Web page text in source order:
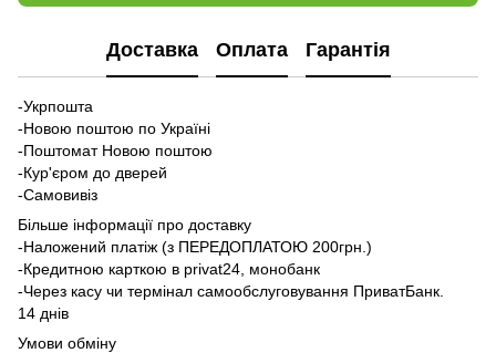
Доставка Оплата Гарантія
-Укрпошта
-Новою поштою по Україні
-Поштомат Новою поштою
-Кур'єром до дверей
-Самовивіз
Більше інформації про доставку
-Наложений платіж (з ПЕРЕДОПЛАТОЮ 200грн.)
-Кредитною карткою в privat24, монобанк
-Через касу чи термінал самообслуговування ПриватБанк.
14 днів
Умови обміну